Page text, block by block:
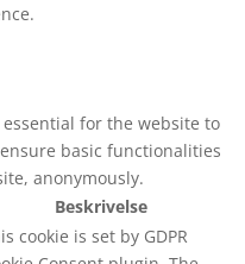
for the website to
basic functionalities
anonymously.
Beskrivelse
cookie is set by GDPR